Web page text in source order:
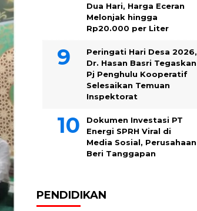
Dua Hari, Harga Eceran
Melonjak hingga
Rp20.000 per Liter
Peringati Hari Desa 2026,
Dr. Hasan Basri Tegaskan
Pj Penghulu Kooperatif
Selesaikan Temuan
Inspektorat
Dokumen Investasi PT
Energi SPRH Viral di
Media Sosial, Perusahaan
Beri Tanggapan
PENDIDIKAN